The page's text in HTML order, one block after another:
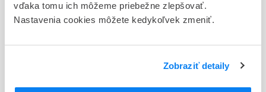
vďaka tomu ich môžeme priebežne zlepšovať.
Nastavenia cookies môžete kedykoľvek zmeniť.
Zobraziť detaily
Typ registračnej procedúry
Decentralizovaná